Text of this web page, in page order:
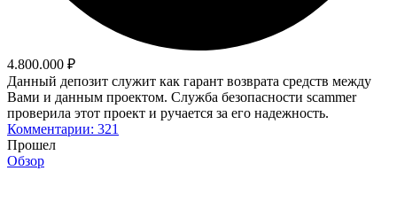
4.800.000 ₽
Данный депозит служит как гарант возврата средств между
Вами и данным проектом. Служба безопасности scammer
проверила этот проект и ручается за его надежность.
Комментарии: 321
Прошел
Обзор